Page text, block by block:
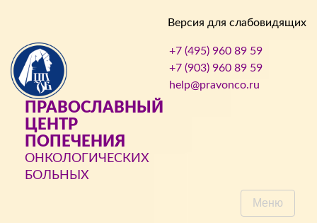
Версия для слабовидящих
ПРАВОСЛАВНЫЙ
ЦЕНТР
ПОПЕЧЕНИЯ
ОНКОЛОГИЧЕСКИХ
БОЛЬНЫХ
+7 (495) 960 89 59
+7 (903) 960 89 59
help@pravonco.ru
Меню